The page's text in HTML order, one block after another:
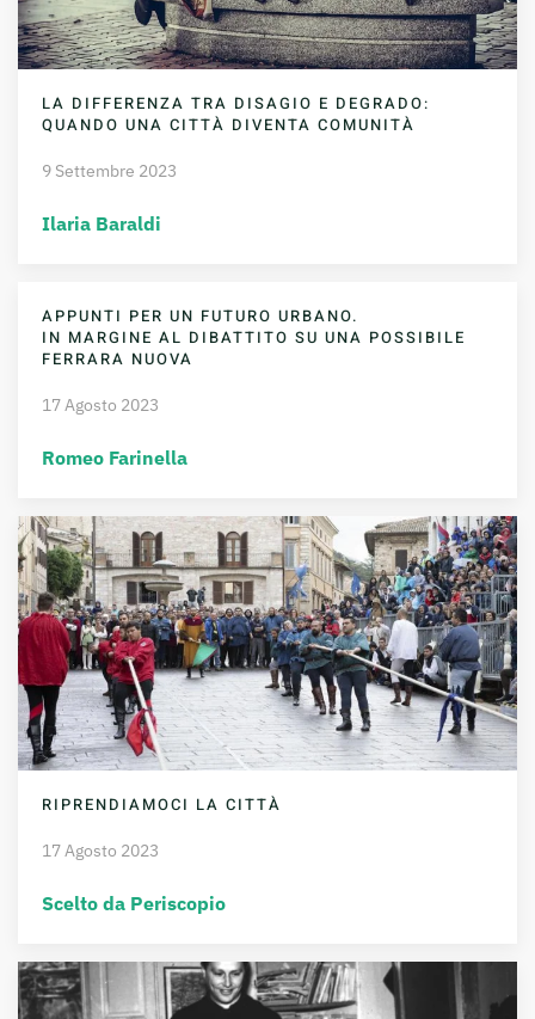
LA DIFFERENZA TRA DISAGIO E DEGRADO:
QUANDO UNA CITTÀ DIVENTA COMUNITÀ
9 Settembre 2023
Ilaria Baraldi
APPUNTI PER UN FUTURO URBANO.
IN MARGINE AL DIBATTITO SU UNA POSSIBILE
FERRARA NUOVA
17 Agosto 2023
Romeo Farinella
RIPRENDIAMOCI LA CITTÀ
17 Agosto 2023
Scelto da Periscopio